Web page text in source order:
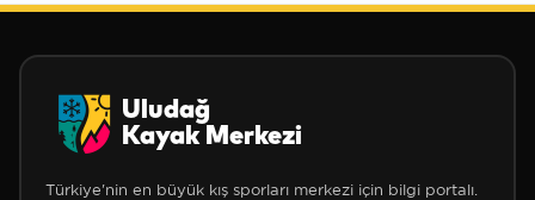
Uludağ
Kayak Merkezi
Türkiye'nin en büyük kış sporları merkezi için bilgi portalı.